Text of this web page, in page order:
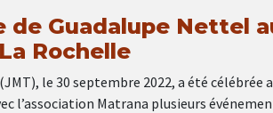
de Guadalupe Nettel
Rochelle
le 30 septembre 2022, a été célébrée
l’association Matrana plusieurs